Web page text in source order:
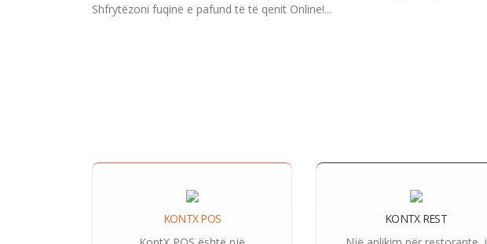
Shfrytëzoni fuqinë e pafund të të qenit Online!...
KONTX POS
KONTX REST